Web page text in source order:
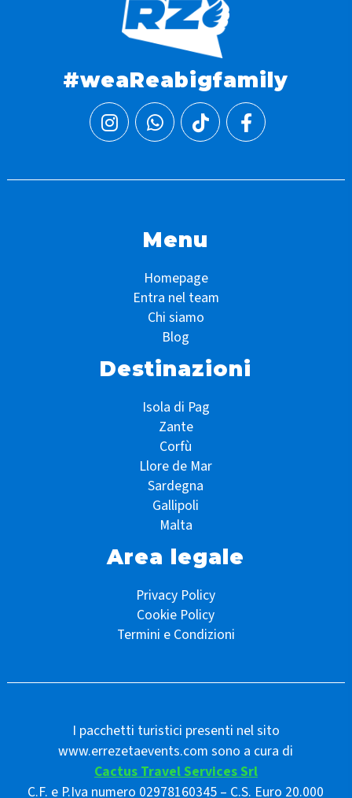
#weaReabigfamily
Menu
Homepage
Entra nel team
Chi siamo
Blog
Destinazioni
Isola di Pag
Zante
Corfù
Llore de Mar
Sardegna
Gallipoli
Malta
Area legale
Privacy Policy
Cookie Policy
Termini e Condizioni
I pacchetti turistici presenti nel sito
www.errezetaevents.com sono a cura di
Cactus Travel Services Srl
C.F. e P.Iva numero 02978160345 – C.S. Euro 20.000